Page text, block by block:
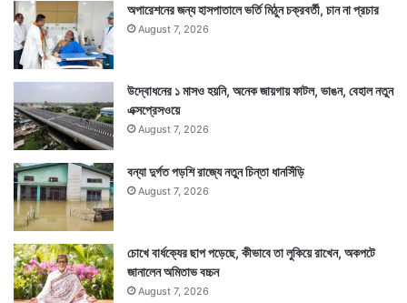
অপারেশনের জন্য হাসপাতালে ভর্তি মিঠুন চক্রবর্তী, চান না প্রচার
August 7, 2026
উদ্বোধনের ১ মাসও হয়নি, অনেক জায়গায় ফাটল, ভাঙন, বেহাল নতুন
এক্সপ্রেসওয়ে
August 7, 2026
বন্যা দুর্গত পড়শি রাজ্যে নতুন চিন্তা ধানসিঁড়ি
August 7, 2026
চোখে বার্ধক্যের ছাপ পড়েছে, কীভাবে তা লুকিয়ে রাখেন, অকপটে
জানালেন অমিতাভ বচ্চন
August 7, 2026